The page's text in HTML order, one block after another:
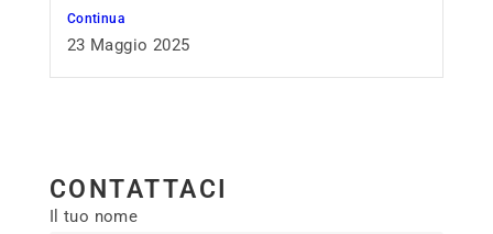
Continua
23 Maggio 2025
CONTATTACI
Il tuo nome